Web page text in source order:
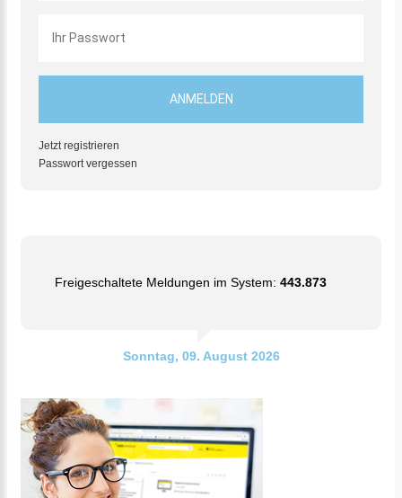
Jetzt registrieren
Passwort vergessen
Freigeschaltete Meldungen im System: 443.873
Sonntag, 09. August 2026